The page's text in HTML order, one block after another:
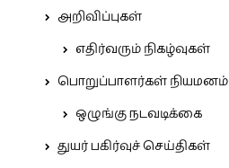
அறிவிப்புகள்
எதிர்வரும் நிகழ்வுகள்
பொறுப்பாளர்கள் நியமனம்
ஒழுங்கு நடவடிக்கை
துயர் பகிர்வுச் செய்திகள்